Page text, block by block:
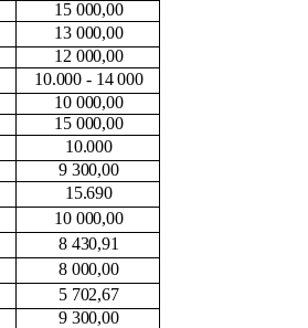
15 000,00
13 000,00
12 000,00
10.000 - 14 000
10 000,00
15 000,00
10.000
9 300,00
15.690
10 000,00
8 430,91
8 000,00
5 702,67
9 300,00